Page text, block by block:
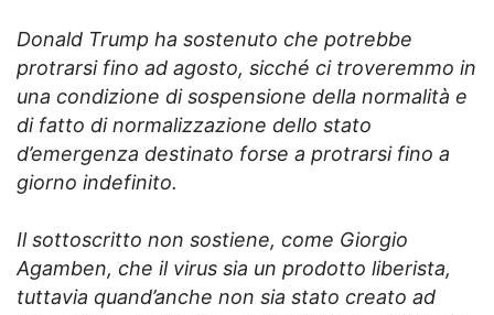
Donald Trump ha sostenuto che potrebbe
protrarsi fino ad agosto, sicché ci troveremmo in
una condizione di sospensione della normalità e
di fatto di normalizzazione dello stato
d’emergenza destinato forse a protrarsi fino a
giorno indefinito.
Il sottoscritto non sostiene, come Giorgio
Agamben, che il virus sia un prodotto liberista,
tuttavia quand’anche non sia stato creato ad